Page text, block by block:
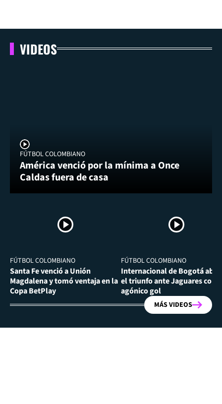
VIDEOS
FÚTBOL COLOMBIANO
América venció por la mínima a Once
Caldas fuera de casa
FÚTBOL COLOMBIANO
Santa Fe venció a Unión
Magdalena y tomó ventaja en la
Copa BetPlay
FÚTBOL COLOMBIANO
Internacional de Bogotá
el triunfo ante Jaguares con
agónico gol
MÁS VIDEOS